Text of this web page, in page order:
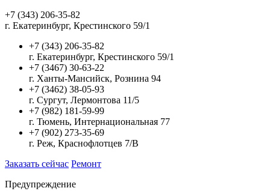
+7 (343) 206-35-82
г. Екатеринбург, Крестинского 59/1
+7 (343) 206-35-82
г. Екатеринбург, Крестинского 59/1
+7 (3467) 30-63-22
г. Ханты-Мансийск, Рознина 94
+7 (3462) 38-05-93
г. Сургут, Лермонтова 11/5
+7 (982) 181-59-99
г. Тюмень, Интернациональная 77
+7 (902) 273-35-69
г. Реж, Краснофлотцев 7/В
Заказать сейчас Ремонт
Предупреждение